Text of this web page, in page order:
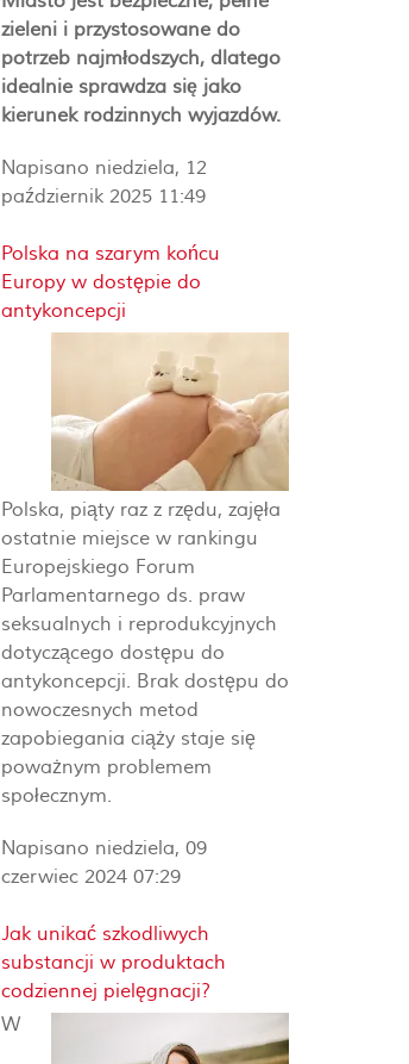
zieleni i przystosowane do
potrzeb najmłodszych, dlatego
idealnie sprawdza się jako
kierunek rodzinnych wyjazdów.
Napisano niedziela, 12
październik 2025 11:49
Polska na szarym końcu
Europy w dostępie do
antykoncepcji
Polska, piąty raz z rzędu, zajęła
ostatnie miejsce w rankingu
Europejskiego Forum
Parlamentarnego ds. praw
seksualnych i reprodukcyjnych
dotyczącego dostępu do
antykoncepcji. Brak dostępu do
nowoczesnych metod
zapobiegania ciąży staje się
poważnym problemem
społecznym.
Napisano niedziela, 09
czerwiec 2024 07:29
Jak unikać szkodliwych
substancji w produktach
codziennej pielęgnacji?
W